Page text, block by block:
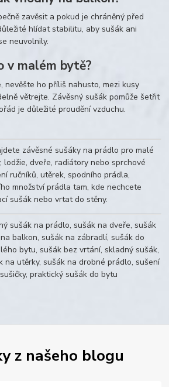
zavěsit a pokud je chráněný před
hlídat stabilitu, aby sušák ani
neuvolnily.
v malém bytě?
nevěšte ho příliš nahusto, mezi kusy
větrejte. Závěsný sušák pomůže šetřit
je důležité proudění vzduchu.
závěsné sušáky na prádlo pro malé
lodžie, dveře, radiátory nebo sprchové
ručníků, utěrek, spodního prádla,
množství prádla tam, kde nechcete
sušák nebo vrtat do stěny.
sušák na prádlo, sušák na dveře, sušák
balkon, sušák na zábradlí, sušák do
bytu, sušák bez vrtání, skladný sušák,
na utěrky, sušák na drobné prádlo, sušení
praktický sušák do bytu
z našeho blogu